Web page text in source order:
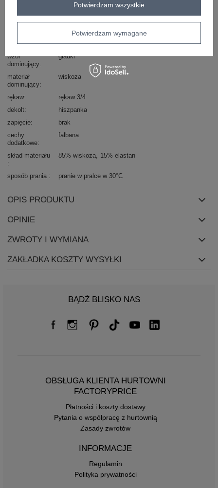
IT-KMPL-10305.29
Marka
RUE PARIS
bluzka+spodnie
okazja
codzienne do pracy
wzór
dominujący
gładki
materiał
dominujący
wiskoza
rękaw
rękaw 3/4
dekolt
hiszpanka
zapięcie
brak
cechy
dodatkowe
falbana
skład materiału 85% wiskoza 15% elastan
sposób prania pranie w pralce w 30°C
OPIS PRODUKTU
OPINIE
ZWROTY I WYMIANA
ZAKŁADKA KOSZTY WYSYŁKI
BĄDŹ BLISKO NAS
OBSŁUGA KLIENTA HURTOWNI
FACTORYPRICE
Płatności i koszty dostawy
Pytania o współpracę z hurtownią
Zasady zwrotów
INFORMACJE
Regulamin
Polityka prywatności
Potwierdzam wymagane
Potwierdzam wszystkie